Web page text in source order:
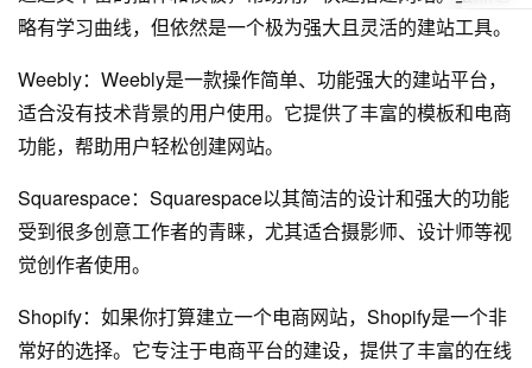
略有学习曲线，但依然是一个极为强大且灵活的建站工具。
Weebly：Weebly是一款操作简单、功能强大的建站平台，
适合没有技术背景的用户使用。它提供了丰富的模板和电商
功能，帮助用户轻松创建网站。
Squarespace：Squarespace以其简洁的设计和强大的功能
受到很多创意工作者的青睐，尤其适合摄影师、设计师等视
觉创作者使用。
Shopify：如果你打算建立一个电商网站，Shopify是一个非
常好的选择。它专注于电商平台的建设，提供了丰富的在线